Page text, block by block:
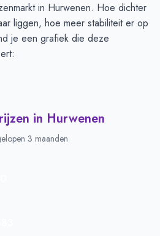
in Hurwenen. Hoe dichter
liggen, hoe meer stabiliteit er op
je een grafiek die deze
in Hurwenen
3 maanden